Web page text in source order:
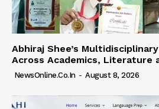
Abhiraj Shee’s
Across Academics, Literature
NewsOnline.co.in - August 8, 2026